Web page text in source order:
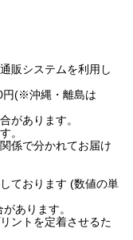
販システムを利用し
円(※沖縄・離島は
があります。
。
係で分かれてお届け
ております (数値の単
あります。
ントを定着させるた